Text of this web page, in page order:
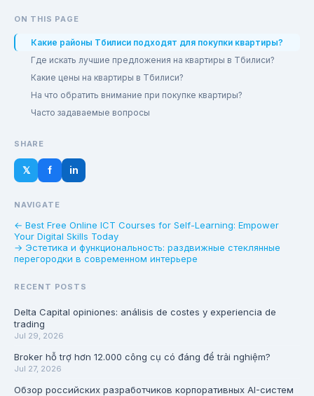
ON THIS PAGE
Какие районы Тбилиси подходят для покупки квартиры?
Где искать лучшие предложения на квартиры в Тбилиси?
Какие цены на квартиры в Тбилиси?
На что обратить внимание при покупке квартиры?
Часто задаваемые вопросы
SHARE
𝕏 f in
NAVIGATE
← Best Free Online ICT Courses for Self-Learning: Empower
Your Digital Skills Today
→ Эстетика и функциональность: раздвижные стеклянные
перегородки в современном интерьере
RECENT POSTS
Delta Capital opiniones: análisis de costes y experiencia de
trading
Jul 29, 2026
Broker hỗ trợ hơn 12.000 công cụ có đáng để trải nghiệm?
Jul 27, 2026
Обзор российских разработчиков корпоративных AI-систем